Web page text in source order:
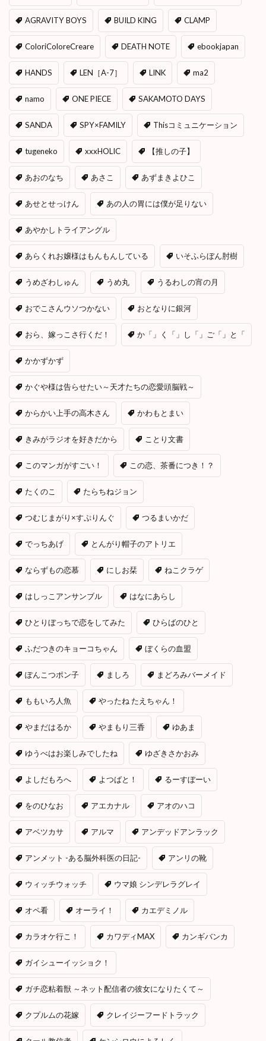
AGRAVITY BOYS BUILD KING CLAMP
ColoriColoreCreare DEATH NOTE ebookjapan
HANDS LEN［A-7］ LINK ma2
namo ONE PIECE SAKAMOTO DAYS
SANDA SPY×FAMILY Thisコミュニケーション
tugeneko xxxHOLIC 【推しの子】
あおのなち あさこ あずまきよひこ
あせとせっけん あの人の胃には僕が足りない
あやかしトライアングル
あらくれお嬢様はもんもんしている いそふらぼん肘樹
うめざわしゅん うめ丸 うるわしの宵の月
おでこさんウソつかない おとなりに銀河
おら、嫁っこさ行くだ！ か「」く「」し「」ご「」と「
かかずかず
かぐや様は告らせたい～天才たちの恋愛頭脳戦～
からかい上手の高木さん かわもとまい
きみがラジオを好きだから ことり文書
このマンガがすごい！ この恋、茶番につき！？
たくのこ たらちねジョン
つむじまがり×すぷりんぐ つるまいかだ
でっちあげ とんがり帽子のアトリエ
ならずもの恋慕 にしお栞 ねこクラゲ
はしっこアンサンブル はなにあらし
ひとりぼっちで恋をしてみた ひらばのひと
ふだつきのキョーコちゃん ぼくらの血盟
ぽんこつポン子 ましろ まどろみバーメイド
ももいろ人魚 やったね たえちゃん！
やまだはるか やまもり三香 ゆあま
ゆうべはお楽しみでしたね ゆざきさかおみ
よしだもろへ よつばと！ るーすぼーい
をのひなお アエカナル アオのハコ
アベツカサ アルマ アンデッドアンラック
アンメット -ある脳外科医の日記- アンリの靴
ウィッチウォッチ ウマ娘 シンデレラグレイ
オペ看 オーライ！ カエデミノル
カラオケ行こ！ カワディMAX カンギバンカ
ガイシューイッショク！
ガチ恋粘着獣 ～ネット配信者の彼女になりたくて～
クプルムの花嫁 クレイジーフードトラック